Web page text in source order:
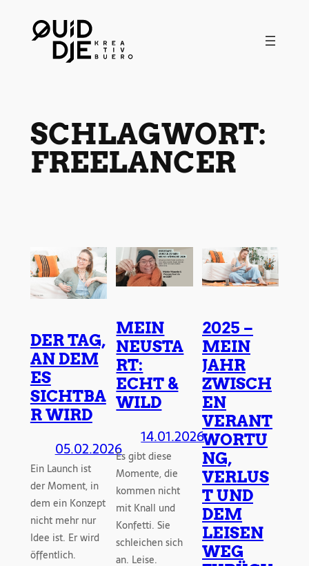
Inhalt
springen
SCHLAGWORT:
FREELANCER
DER TAG,
AN DEM
ES
SICHTBA
R WIRD
05.02.2026
Ein Launch ist
der Moment, in
dem ein Konzept
nicht mehr nur
Idee ist. Er wird
öffentlich.
MEIN
NEUSTA
RT:
ECHT &
WILD
14.01.2026
Es gibt diese
Momente, die
kommen nicht
mit Knall und
Konfetti. Sie
schleichen sich
an. Leise.
2025 –
MEIN
JAHR
ZWISCH
EN
VERANT
WORTU
NG,
VERLUS
T UND
DEM
LEISEN
WEG